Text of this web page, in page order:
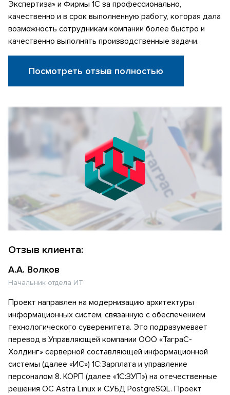
Экспертиза» и Фирмы 1С за профессионально,
качественно и в срок выполненную работу, которая дала
возможность сотрудникам компании более быстро и
качественно выполнять производственные задачи.
Посмотреть отзыв полностью
Отзыв клиента:
А.А. Волков
Начальник отдела ИТ
Проект направлен на модернизацию архитектуры
информационных систем, связанную с обеспечением
технологического суверенитета. Это подразумевает
перевод в Управляющей компании ООО «ТаграС-
Холдинг» серверной составляющей информационной
системы (далее «ИС») 1С:Зарплата и управление
персоналом 8. КОРП (далее «1С:ЗУП») на отечественные
решения ОС Astra Linux и СУБД PostgreSQL. Проект